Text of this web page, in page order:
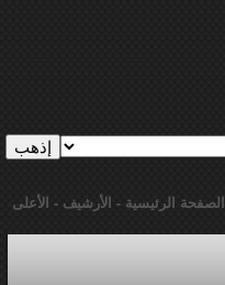
الصفحة الرئيسية - الأرشيف - الأعلى